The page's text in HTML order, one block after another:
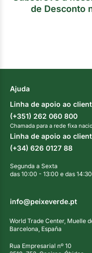
de Desconto
Ajuda
Linha de apoio ao
(+351) 262 060 800
Chamada para a rede fixa
Linha de apoio ao
(+34) 626 0127 88
Segunda a Sexta
das 10:00 - 13:00 e das
info@peixeverde.pt
World Trade Center, Muelle
Barcelona, España
Rua Empresarial nº 10